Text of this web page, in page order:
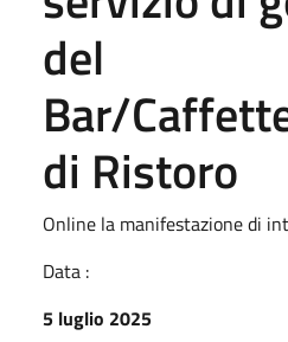
del
Bar/
di Ristoro
Online la manifestazione di
Data :
5 luglio 2025